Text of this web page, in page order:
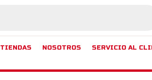
TIENDAS NOSOTROS SERVICIO AL